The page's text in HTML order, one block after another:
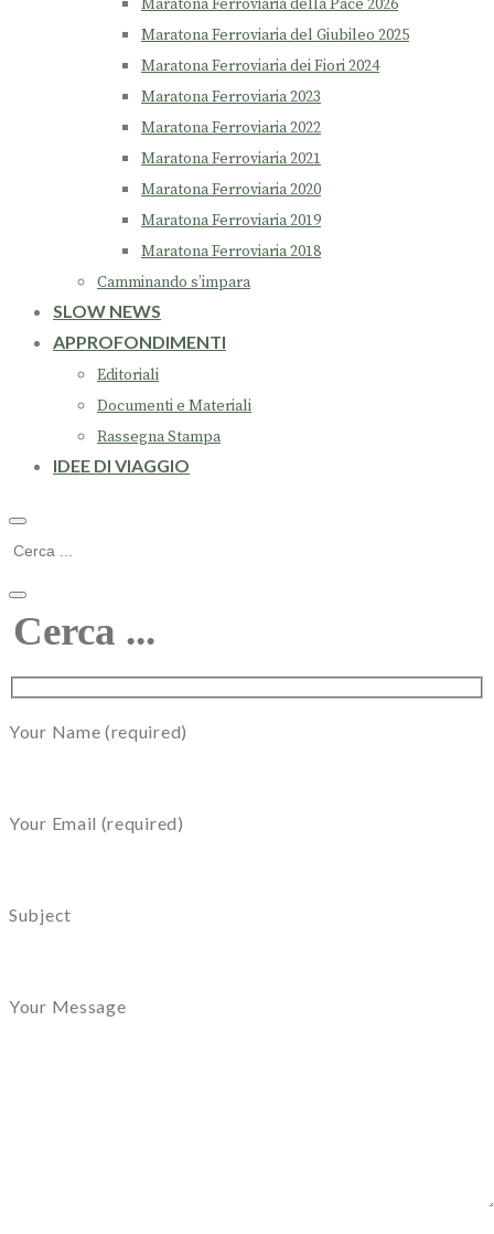
Maratona Ferroviaria della Pace 2026
Maratona Ferroviaria del Giubileo 2025
Maratona Ferroviaria dei Fiori 2024
Maratona Ferroviaria 2023
Maratona Ferroviaria 2022
Maratona Ferroviaria 2021
Maratona Ferroviaria 2020
Maratona Ferroviaria 2019
Maratona Ferroviaria 2018
Camminando s’impara
SLOW NEWS
APPROFONDIMENTI
Editoriali
Documenti e Materiali
Rassegna Stampa
IDEE DI VIAGGIO
Your Name (required)
Your Email (required)
Subject
Your Message